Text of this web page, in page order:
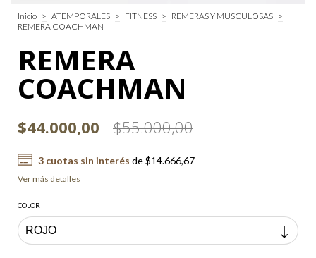
Inicio > ATEMPORALES > FITNESS > REMERAS Y MUSCULOSAS >
REMERA COACHMAN
REMERA
COACHMAN
$44.000,00 $55.000,00
3cuotas sin interés de$14.666,67
Ver más detalles
COLOR